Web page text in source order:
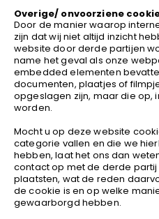
Overige/ onvoorziene
Door de manier waarop
zijn dat wij niet altijd inzicht
website door derde partijen
name het geval als onze
embedded elementen
documenten, plaatjes of
opgeslagen zijn, maar die op,
worden.
Mocht u op deze website
categorie vallen en die we
hebben, laat het ons dan
contact op met de derde
plaatsten, wat de reden
de cookie is en op welke
gewaarborgd hebben.